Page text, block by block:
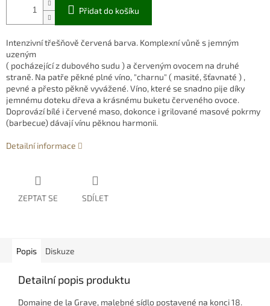
Přidat do košíku
Intenzivní třešňově červená barva. Komplexní vůně s jemným
uzeným
( pocházející z dubového sudu ) a červeným ovocem na druhé
straně. Na patře pěkné plné víno, "charnu" ( masité, šťavnaté ) ,
pevné a přesto pěkně vyvážené. Víno, které se snadno pije díky
jemnému doteku dřeva a krásnému buketu červeného ovoce.
Doprovází bílé i červené maso, dokonce i grilované masové pokrmy
(barbecue) dávají vínu pěknou harmonii.
Detailní informace
ZEPTAT SE SDÍLET
Popis Diskuze
Detailní popis produktu
Domaine de la Grave, malebné sídlo postavené na konci 18.